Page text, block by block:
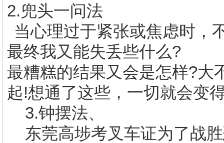
2.兜头一问法
当心理过于紧张或焦虑时，
最终我又能失丢些什么?
最糟糕的结果又会是怎样?大
起!想通了这些，一切就会变
3.钟摆法、
东莞高埗考叉车证为了战